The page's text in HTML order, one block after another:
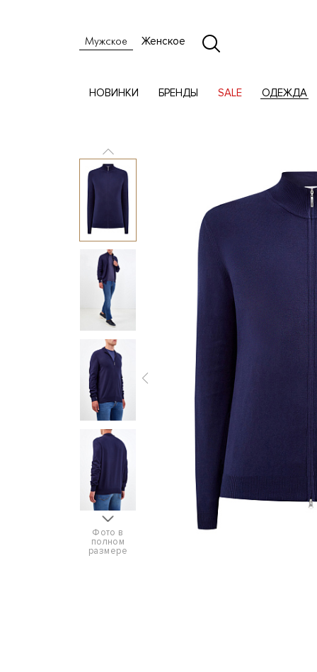
Мужское Женское
НОВИНКИ БРЕНДЫ SALE ОДЕЖДА
Фото в
полном
размере